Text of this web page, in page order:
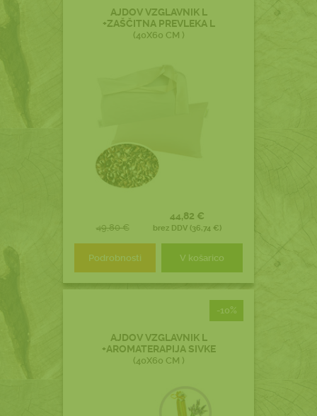
AJDOV VZGLAVNIK L
+ZAŠČITNA PREVLEKA L
(40X60 CM )
49,80 €
44,82 €
brez DDV (36,74 €)
Podrobnosti V košarico
-10%
AJDOV VZGLAVNIK L
+AROMATERAPIJA SIVKE
(40X60 CM )